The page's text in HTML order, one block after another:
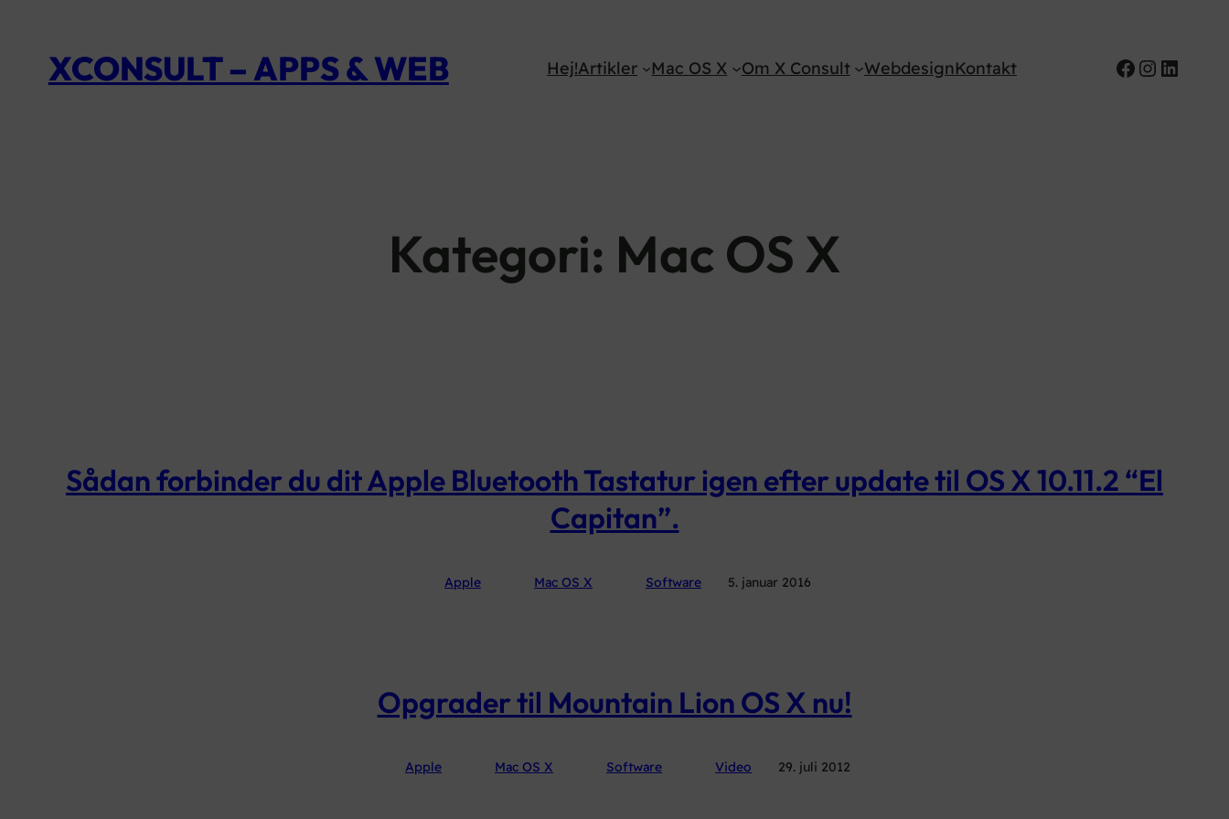
XCONSULT – APPS & WEB Hej!Artikler Mac OS X Om X Consult WebdesignKontakt Facebook
Kategori: Mac OS X
Sådan forbinder du dit Apple Bluetooth Tastatur igen efter update til OS X 10.11.2 “El
Capitan”.
Apple Mac OS X Software 5. januar 2016
Opgrader til Mountain Lion OS X nu!
Apple Mac OS X Software Video 29. juli 2012